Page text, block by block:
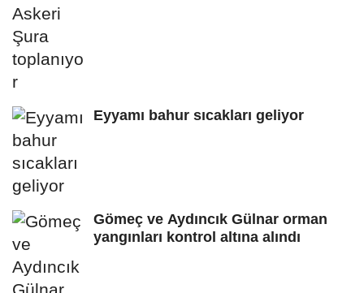
Eyyamı bahur sıcakları geliyor
Gömeç ve Aydıncık Gülnar orman
yangınları kontrol altına alındı